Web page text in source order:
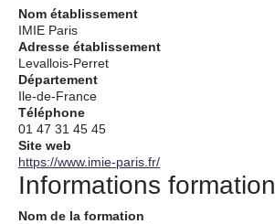
Nom établissement
IMIE Paris
Adresse établissement
Levallois-Perret
Département
Ile-de-France
Téléphone
01 47 31 45 45
Site web
https://www.imie-paris.fr/
Informations formation
Nom de la formation